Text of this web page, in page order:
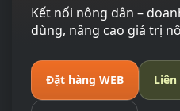
Kết nối nông dân –
dùng, nâng cao giá trị
Đặt hàng WEB Liên